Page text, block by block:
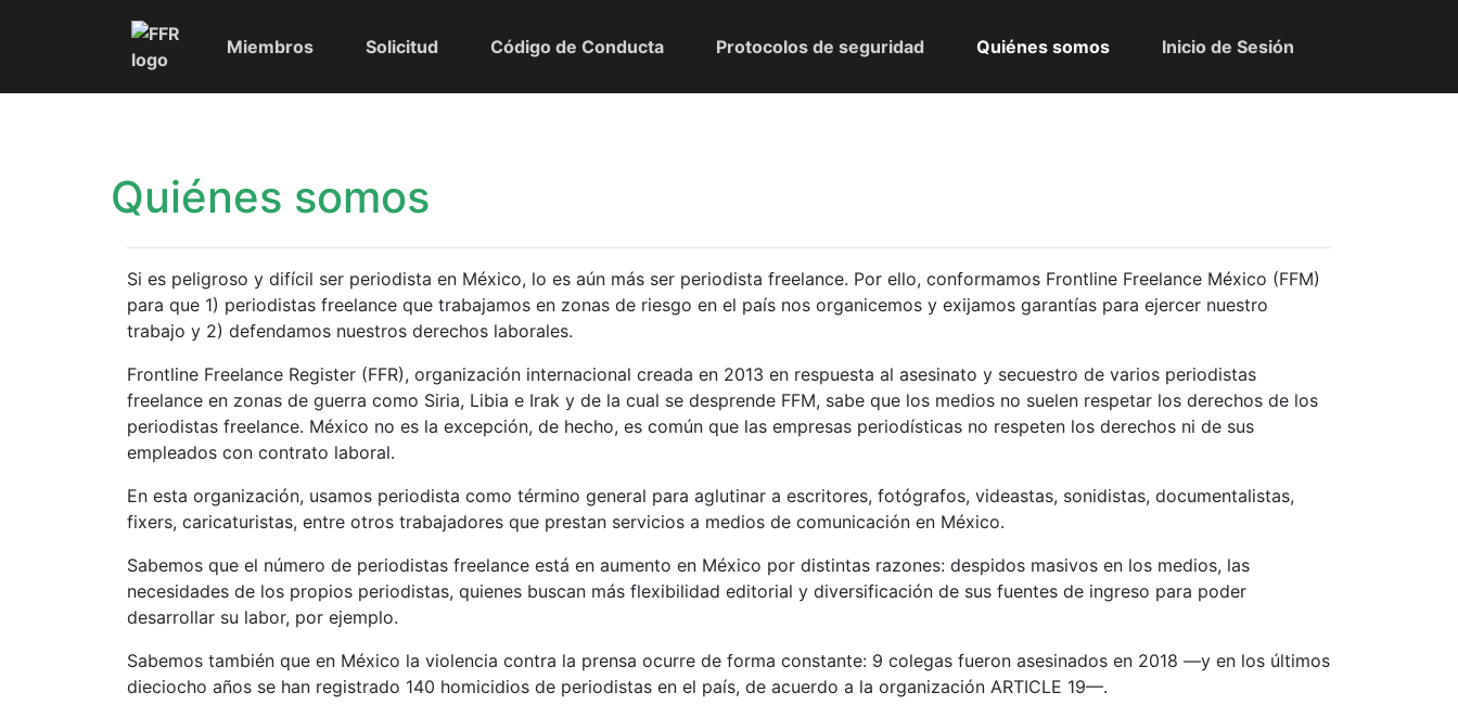
Miembros Solicitud Código de Conducta Protocolos de seguridad Quiénes somos Inicio de Sesión
Quiénes somos
Si es peligroso y difícil ser periodista en México, lo es aún más ser periodista freelance. Por ello, conformamos Frontline Freelance México (FFM)
para que 1) periodistas freelance que trabajamos en zonas de riesgo en el país nos organicemos y exijamos garantías para ejercer nuestro
trabajo y 2) defendamos nuestros derechos laborales.
Frontline Freelance Register (FFR), organización internacional creada en 2013 en respuesta al asesinato y secuestro de varios periodistas
freelance en zonas de guerra como Siria, Libia e Irak y de la cual se desprende FFM, sabe que los medios no suelen respetar los derechos de los
periodistas freelance. México no es la excepción, de hecho, es común que las empresas periodísticas no respeten los derechos ni de sus
empleados con contrato laboral.
En esta organización, usamos periodista como término general para aglutinar a escritores, fotógrafos, videastas, sonidistas, documentalistas,
fixers, caricaturistas, entre otros trabajadores que prestan servicios a medios de comunicación en México.
Sabemos que el número de periodistas freelance está en aumento en México por distintas razones: despidos masivos en los medios, las
necesidades de los propios periodistas, quienes buscan más flexibilidad editorial y diversificación de sus fuentes de ingreso para poder
desarrollar su labor, por ejemplo.
Sabemos también que en México la violencia contra la prensa ocurre de forma constante: 9 colegas fueron asesinados en 2018 —y en los últimos
dieciocho años se han registrado 140 homicidios de periodistas en el país, de acuerdo a la organización ARTICLE 19—.